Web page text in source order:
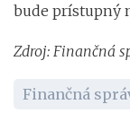
bude prístupný
Zdroj: Finančná
Finančná